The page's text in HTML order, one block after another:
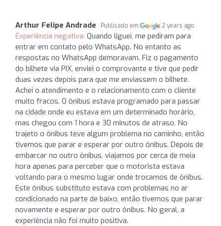
Arthur Felipe Andrade Publicado em 2 years ago
Experiência negativa: Quando liguei, me pediram para
entrar em contato pelo WhatsApp. No entanto as
respostas no WhatsApp demoravam. Fiz o pagamento
do bilhete via PIX, enviei o comprovante e tive que pedir
duas vezes depois para que me enviassem o bilhete.
Achei o atendimento e o relacionamento com o cliente
muito fracos. O ônibus estava programado para passar
na cidade onde eu estava em um determinado horário,
mas chegou com 1 hora e 30 minutos de atraso. No
trajeto o ônibus teve algum problema no caminho, então
tivemos que parar e esperar por outro ônibus. Depois de
embarcar no outro ônibus, viajamos por cerca de meia
hora apenas para perceber que o motorista estava
voltando para o mesmo lugar onde trocamos de ônibus.
Este ônibus substituto estava com problemas no ar
condicionado na parte de baixo, então tivemos que parar
novamente e esperar por outro ônibus. No geral, a
experiência não foi muito positiva.